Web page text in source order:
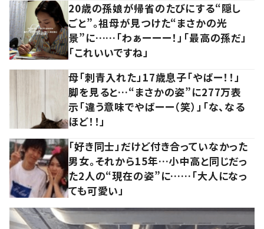
20歳の孫娘が帰省のたびにする“隠し
ごと”。祖母が見つけた“まさかの光
景”に……「わぁーーー！」「最高の孫だ」
「これいいですね」
母「刺青入れた」17歳息子「やばー！！」
脚を見ると…“まさかの姿”に277万表
示「違う意味でやばーー（笑）」「な、なる
ほど！！」
「好き同士」だけど付き合っていなかった
男女。それから15年…小中高と同じだっ
た2人の“現在の姿”に……「大人になっ
ても可愛い」